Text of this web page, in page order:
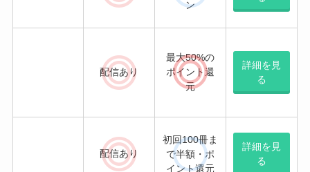
配信あり
ポイント還
配信あり
初回100冊ま
で半額・ポ
詳細を見
配信あり
600P・翌月
40%還元・
31日間無料
詳細を見
る